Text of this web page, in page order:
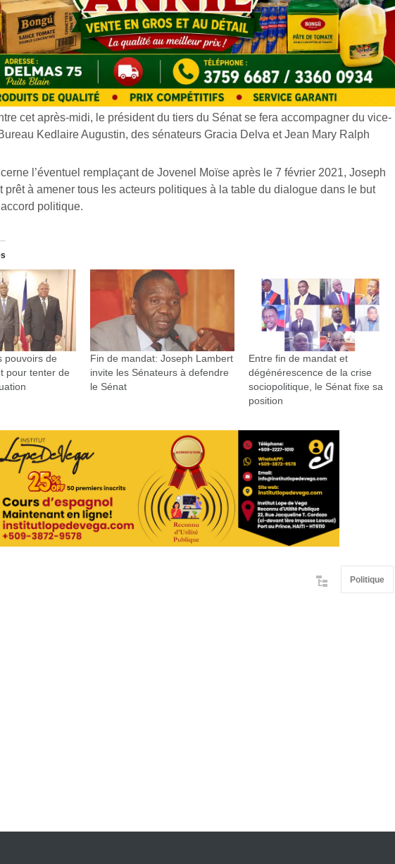
cet après-midi, le président du tiers du Sénat se fera accompagner du vice-
Kedlaire Augustin, des sénateurs Gracia Delva et Jean Mary Ralph
l’éventuel remplaçant de Jovenel Moïse après le 7 février 2021, Joseph
prêt à amener tous les acteurs politiques à la table du dialogue dans le but
politique.
pouvoirs de
pour tenter de
Fin de mandat: Joseph Lambert
invite les Sénateurs à defendre
le Sénat
Entre fin de mandat et
dégénérescence de la crise
sociopolitique, le Sénat fixe sa
position
Politique